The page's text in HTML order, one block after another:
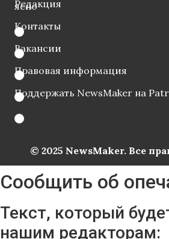
ясно
Редакция
Контакты
Вакансии
Правовая информация
Поддержать NewsMaker на
© 2025 NewsMaker. Все
Сообщить об
Текст, который
нашим редакторам: